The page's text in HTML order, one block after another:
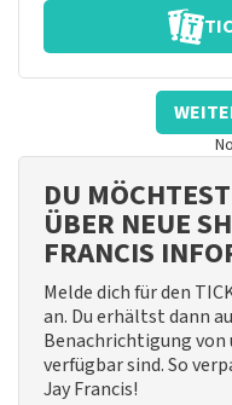
DU
ÜBER NEUE
FRANCIS
Melde dich für den
an. Du erhältst dann
Benachrichtigung von
verfügbar sind. So
Jay Francis!